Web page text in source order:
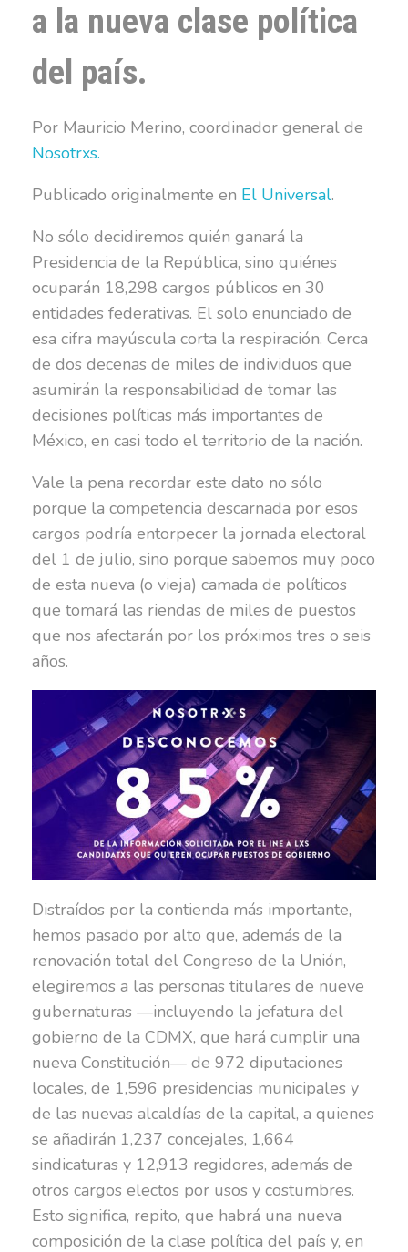
a la nueva clase política
del país.
Por Mauricio Merino, coordinador general de
Nosotrxs.
Publicado originalmente en El Universal.
No sólo decidiremos quién ganará la
Presidencia de la República, sino quiénes
ocuparán 18,298 cargos públicos en 30
entidades federativas. El solo enunciado de
esa cifra mayúscula corta la respiración. Cerca
de dos decenas de miles de individuos que
asumirán la responsabilidad de tomar las
decisiones políticas más importantes de
México, en casi todo el territorio de la nación.
Vale la pena recordar este dato no sólo
porque la competencia descarnada por esos
cargos podría entorpecer la jornada electoral
del 1 de julio, sino porque sabemos muy poco
de esta nueva (o vieja) camada de políticos
que tomará las riendas de miles de puestos
que nos afectarán por los próximos tres o seis
años.
Distraídos por la contienda más importante,
hemos pasado por alto que, además de la
renovación total del Congreso de la Unión,
elegiremos a las personas titulares de nueve
gubernaturas —incluyendo la jefatura del
gobierno de la CDMX, que hará cumplir una
nueva Constitución— de 972 diputaciones
locales, de 1,596 presidencias municipales y
de las nuevas alcaldías de la capital, a quienes
se añadirán 1,237 concejales, 1,664
sindicaturas y 12,913 regidores, además de
otros cargos electos por usos y costumbres.
Esto significa, repito, que habrá una nueva
composición de la clase política del país y, en